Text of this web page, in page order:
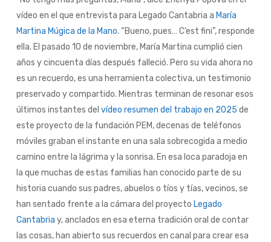
vídeo en el que entrevista para Legado Cantabria a María
Martina Múgica de la Mano. “Bueno, pues… C’est fini”, responde
ella. El pasado 10 de noviembre, María Martina cumplió cien
años y cincuenta días después falleció. Pero su vida ahora no
es un recuerdo, es una herramienta colectiva, un testimonio
preservado y compartido. Mientras terminan de resonar esos
últimos instantes del vídeo resumen del trabajo en 2025 de
este proyecto de la fundación PEM, decenas de teléfonos
móviles graban el instante en una sala sobrecogida a medio
camino entre la lágrima y la sonrisa. En esa loca paradoja en
la que muchas de estas familias han conocido parte de su
historia cuando sus padres, abuelos o tíos y tías, vecinos, se
han sentado frente a la cámara del proyecto Legado
Cantabria y, anclados en esa eterna tradición oral de contar
las cosas, han abierto sus recuerdos en canal para crear esa